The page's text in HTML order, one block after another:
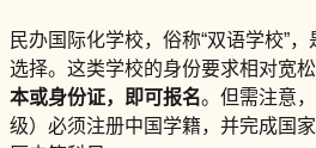
民办国际化学校，俗称“双语学校”
选择。这类学校的身份要求相对宽松
本或身份证，即可报名。但需注意
级）必须注册中国学籍，并完成国